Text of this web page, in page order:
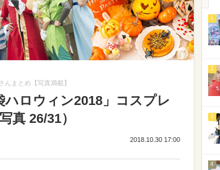
んまとめ【写真満載】
ハロウィン2018」コスプレ
真 26/31）
2018.10.30 17:00
1
2
3
4